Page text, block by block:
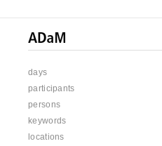
days
participants
persons
keywords
locations